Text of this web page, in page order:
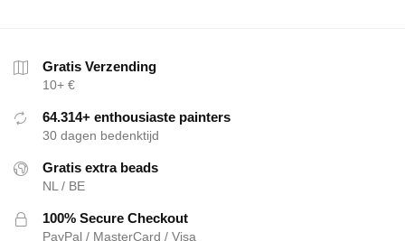
Gratis Verzending
10+ €
64.314+ enthousiaste painters
30 dagen bedenktijd
Gratis extra beads
NL / BE
100% Secure Checkout
PayPal / MasterCard / Visa